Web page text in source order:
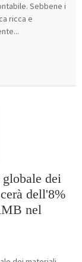
Sebbene i
ricca e
dei
dell'8%
nel